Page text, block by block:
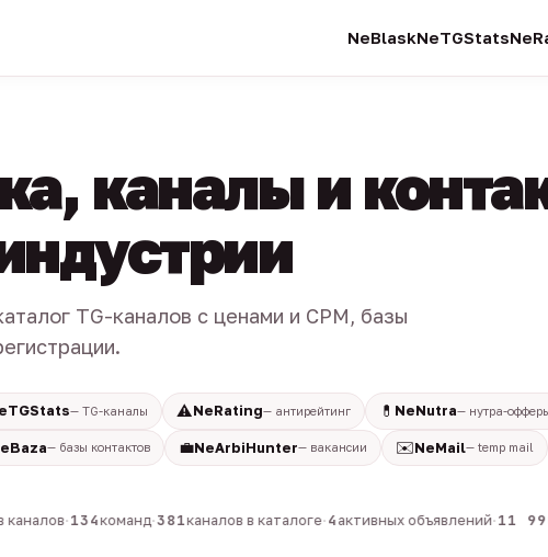
NeBlaskNeTGStats
каналы и
TG-каналов с ценами и CPM, базы
— TG-каналы ⚠️NeRating— антирейтинг 💊 NeNutra— нутра-
— базы контактов 💼NeArbiHunter— вакансии ✉️NeMail— temp mail
·134команд·381каналов в каталоге·4активных объявлений·11 990